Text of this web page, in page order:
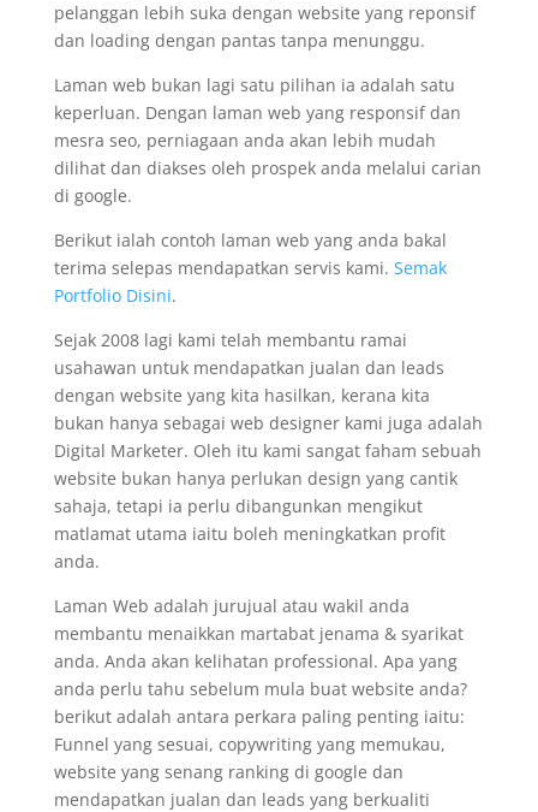
pelanggan lebih suka dengan website yang reponsif
dan loading dengan pantas tanpa menunggu.
Laman web bukan lagi satu pilihan ia adalah satu
keperluan. Dengan laman web yang responsif dan
mesra seo, perniagaan anda akan lebih mudah
dilihat dan diakses oleh prospek anda melalui carian
di google.
Berikut ialah contoh laman web yang anda bakal
terima selepas mendapatkan servis kami. Semak
Portfolio Disini.
Sejak 2008 lagi kami telah membantu ramai
usahawan untuk mendapatkan jualan dan leads
dengan website yang kita hasilkan, kerana kita
bukan hanya sebagai web designer kami juga adalah
Digital Marketer. Oleh itu kami sangat faham sebuah
website bukan hanya perlukan design yang cantik
sahaja, tetapi ia perlu dibangunkan mengikut
matlamat utama iaitu boleh meningkatkan profit
anda.
Laman Web adalah jurujual atau wakil anda
membantu menaikkan martabat jenama & syarikat
anda. Anda akan kelihatan professional. Apa yang
anda perlu tahu sebelum mula buat website anda?
berikut adalah antara perkara paling penting iaitu:
Funnel yang sesuai, copywriting yang memukau,
website yang senang ranking di google dan
mendapatkan jualan dan leads yang berkualiti